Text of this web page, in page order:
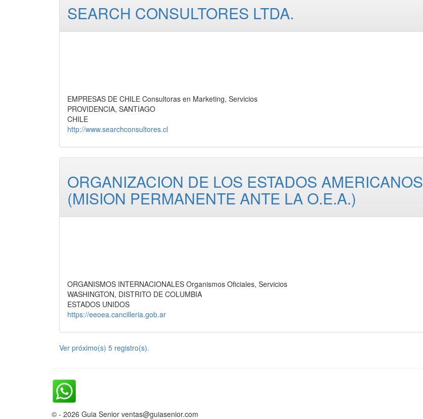
SEARCH CONSULTORES LTDA.
EMPRESAS DE CHILE Consultoras en Marketing, Servicios
PROVIDENCIA, SANTIAGO
CHILE
http://www.searchconsultores.cl
ORGANIZACION DE LOS ESTADOS AMERICANOS
(MISION PERMANENTE ANTE LA O.E.A.)
ORGANISMOS INTERNACIONALES Organismos Oficiales, Servicios
WASHINGTON, DISTRITO DE COLUMBIA
ESTADOS UNIDOS
https://eeoea.cancilleria.gob.ar
Ver próximo(s) 5 registro(s).
© - 2026 Guia Senior ventas@guiasenior.com